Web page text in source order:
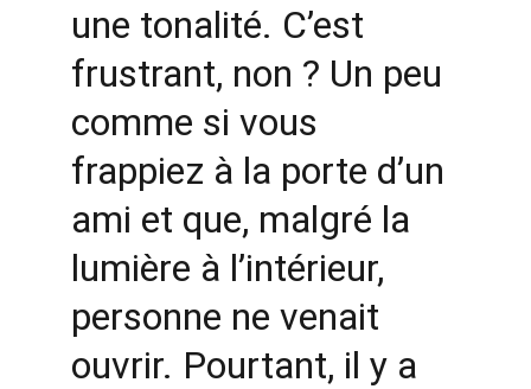
une tonalité. C’est
frustrant, non ? Un peu
comme si vous
frappiez à la porte d’un
ami et que, malgré la
lumière à l’intérieur,
personne ne venait
ouvrir. Pourtant, il y a